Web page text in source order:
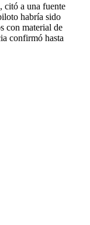
a una fuente
habría sido
con material de
confirmó hasta